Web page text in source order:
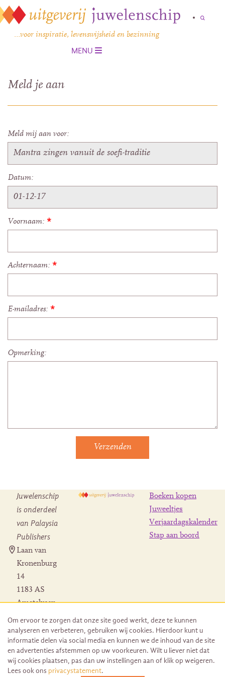
…voor inspiratie, levenswijsheid en bezinning
MENU
Meld je aan
Meld mij aan voor:
Datum:
Voornaam: *
Achternaam: *
E-mailadres: *
Opmerking:
Juwelenschip
is onderdeel
van Palaysia
Publishers
Laan van
Kronenburg
14
1183 AS
Amstelveen
Herroeping
bestelling
Boeken kopen
Juweeltjes
Verjaardagskalender
Stap aan boord
Om ervoor te zorgen dat onze site goed werkt, deze te kunnen
analyseren en verbeteren, gebruiken wij cookies. Hierdoor kunt u
informatie delen via social media en kunnen we de inhoud van de site
en advertenties afstemmen op uw voorkeuren. Wilt u liever niet dat
wij cookies plaatsen, pas dan uw instellingen aan of klik op weigeren.
Lees ook ons privacystatement.